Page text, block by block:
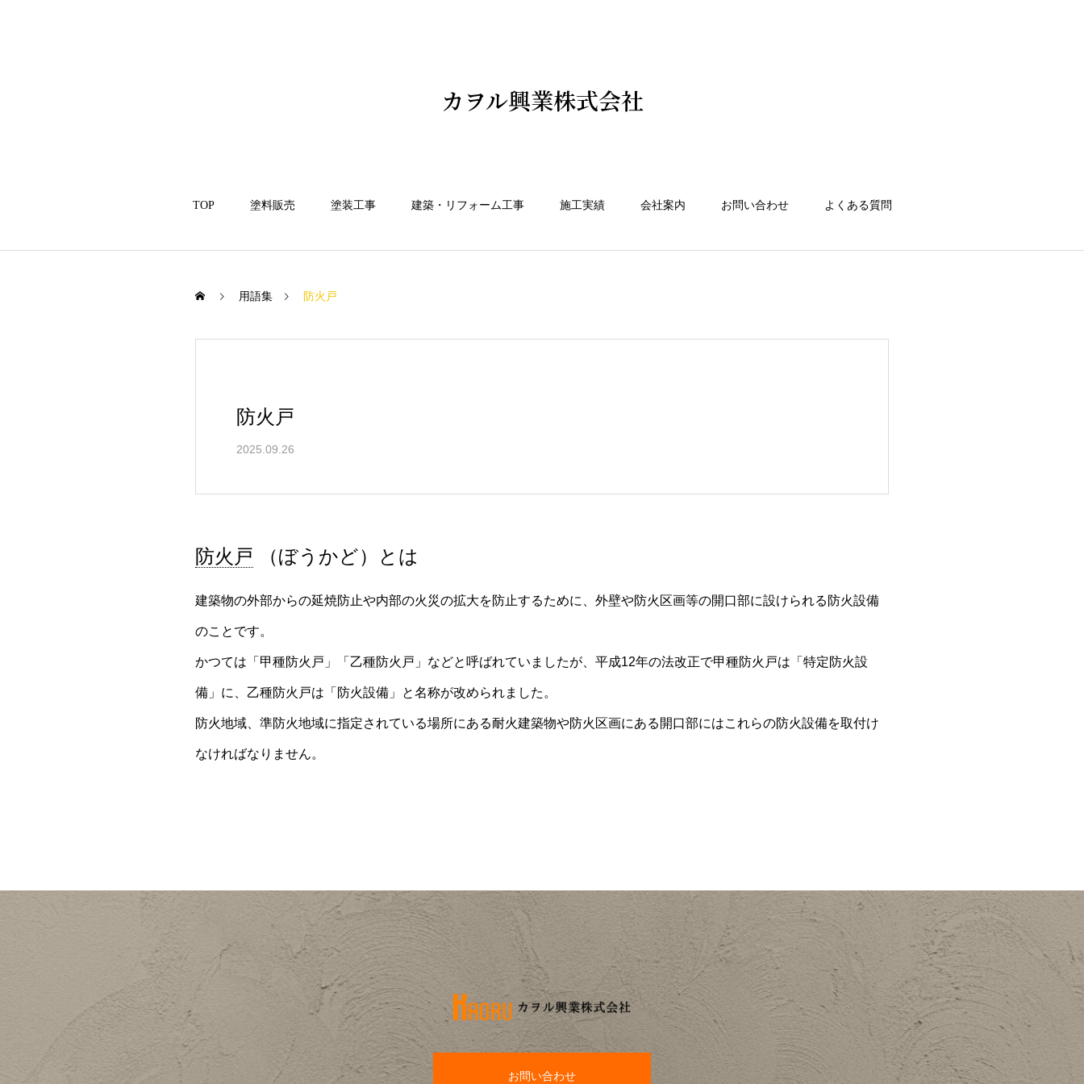
カヲル興業株式会社
TOP 塗料販売 塗装工事 建築・リフォーム工事 施工実績 会社案内 お問い合わせ よくある質問
用語集 防火戸
防火戸
2025.09.26
防火戸 （ぼうかど）とは
建築物の外部からの延焼防止や内部の火災の拡大を防止するために、外壁や防火区画等の開口部に設けられる防火設備
のことです。
かつては「甲種防火戸」「乙種防火戸」などと呼ばれていましたが、平成12年の法改正で甲種防火戸は「特定防火設
備」に、乙種防火戸は「防火設備」と名称が改められました。
防火地域、準防火地域に指定されている場所にある耐火建築物や防火区画にある開口部にはこれらの防火設備を取付け
なければなりません。
お問い合わせ